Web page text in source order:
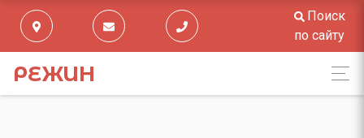
Поиск
по сайту
РЕЖИН